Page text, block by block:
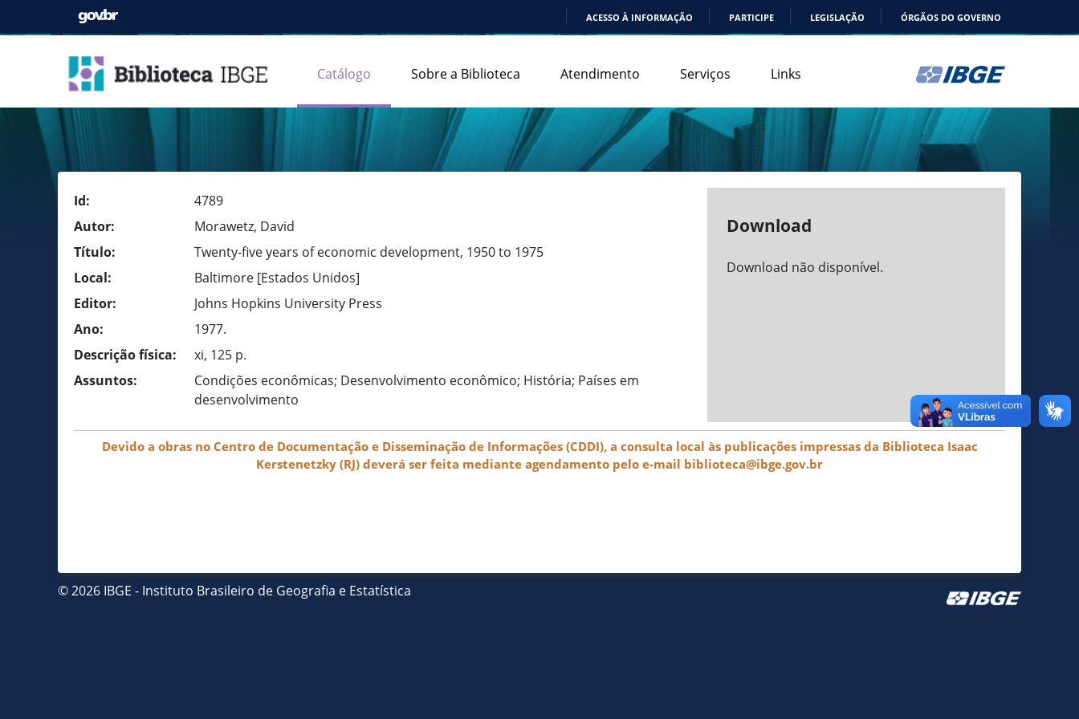
ACESSO À INFORMAÇÃO PARTICIPE LEGISLAÇÃO ÓRGÃOS DO GOVERNO
Catálogo Sobre a Biblioteca Atendimento Serviços Links
Id:
4789
Autor:
Morawetz, David
Título:
Twenty-five years of economic development, 1950 to 1975
Local:
Baltimore [Estados Unidos]
Editor:
Johns Hopkins University Press
Ano:
1977.
Descrição física:
xi, 125 p.
Assuntos:
Condições econômicas; Desenvolvimento econômico; História; Países em
desenvolvimento
Download
Download não disponível.
Devido a obras no Centro de Documentação e Disseminação de Informações (CDDI), a consulta local às publicações impressas da Biblioteca Isaac
Kerstenetzky (RJ) deverá ser feita mediante agendamento pelo e-mail biblioteca@ibge.gov.br
© 2026 IBGE - Instituto Brasileiro de Geografia e Estatística